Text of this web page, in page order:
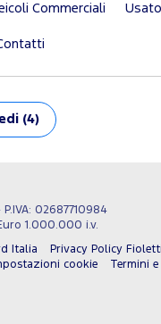
Commerciali Usato
(4)
P.IVA: 02687710984
1.000.000 i.v.
Italia
Privacy Policy Fioletti
cookie
Termini